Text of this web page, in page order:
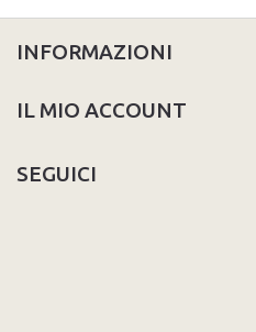
INFORMAZIONI
IL MIO ACCOUNT
SEGUICI